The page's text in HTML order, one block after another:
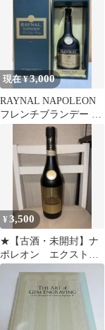
現在 ¥3,000
RAYNAL NAPOLEON
フレンチブランデー ギ
¥3,500
★【古酒・未開封】ナ
ポレオン エクストラ
ファイン ブランデー